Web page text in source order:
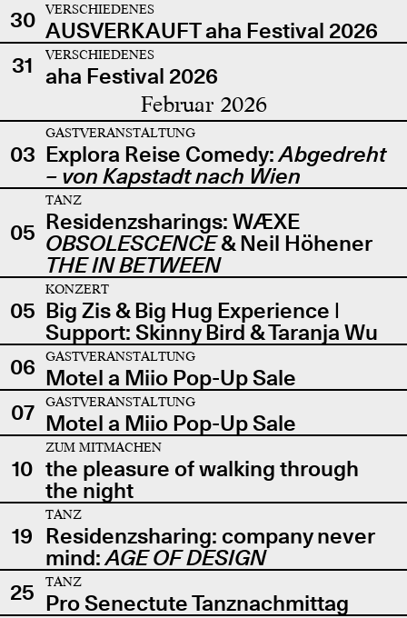
30
VERSCHIEDENES
AUSVERKAUFT aha Festival 2026
31
VERSCHIEDENES
aha Festival 2026
Februar 2026
03
GASTVERANSTALTUNG
Explora Reise Comedy:Abgedreht
– von Kapstadt nach Wien
05
TANZ
Residenzsharings: WÆXE
OBSOLESCENCE& Neil Höhener
THE IN BETWEEN
05
KONZERT
Big Zis & Big Hug Experience |
Support: Skinny Bird & Taranja Wu
06
GASTVERANSTALTUNG
Motel a Miio Pop-Up Sale
07
GASTVERANSTALTUNG
Motel a Miio Pop-Up Sale
10
ZUM MITMACHEN
the pleasure of walking through
the night
19
TANZ
Residenzsharing: company never
mind:AGE OF DESIGN
25
TANZ
Pro Senectute Tanznachmittag